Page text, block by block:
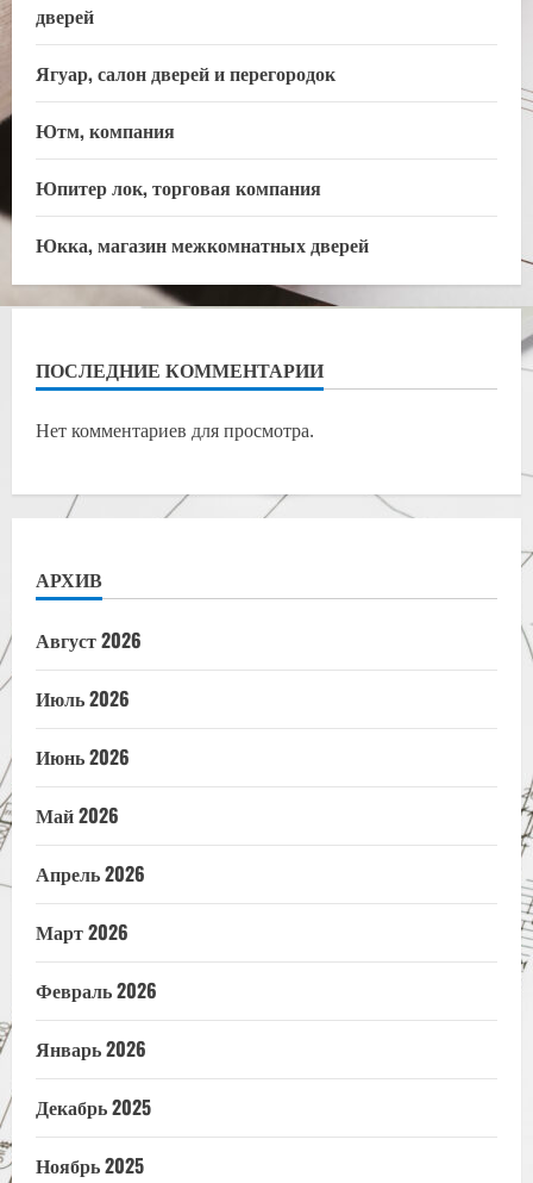
дверей
Ягуар, салон дверей и перегородок
Ютм, компания
Юпитер лок, торговая компания
Юкка, магазин межкомнатных дверей
ПОСЛЕДНИЕ КОММЕНТАРИИ
Нет комментариев для просмотра.
АРХИВ
Август 2026
Июль 2026
Июнь 2026
Май 2026
Апрель 2026
Март 2026
Февраль 2026
Январь 2026
Декабрь 2025
Ноябрь 2025